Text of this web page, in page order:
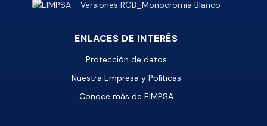
ENLACES DE INTERÉS
Protección de datos
Nuestra Empresa y Políticas
Conoce más de EIMPSA